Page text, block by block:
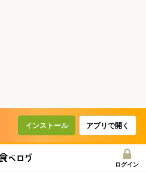
インストール アプリで開く
ログイン